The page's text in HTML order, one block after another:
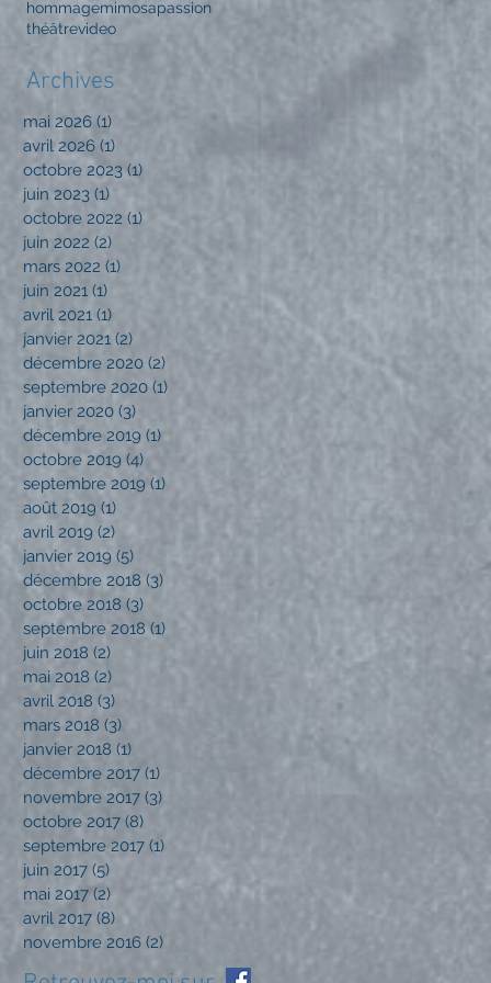
hommagemimosapassion
théâtrevideo
Archives
mai 2026 (1)
avril 2026 (1)
octobre 2023 (1)
juin 2023 (1)
octobre 2022 (1) 1 post
juin 2022 (2)
mars 2022 (1)
juin 2021 (1)
avril 2021 (1)
janvier 2021 (2)
décembre 2020 (2)
septembre 2020 (1)
janvier 2020 (3)
décembre 2019 (1)
octobre 2019 (4) 4 posts
septembre 2019 (1)
août 2019 (1)
avril 2019 (2)
janvier 2019 (5)
décembre 2018 (3)
octobre 2018 (3)
septembre 2018 (1)
juin 2018 (2)
mai 2018 (2)
avril 2018 (3)
mars 2018 (3)
janvier 2018 (1)
décembre 2017 (1)
novembre 2017 (3)
octobre 2017 (8)
septembre 2017 (1)
juin 2017 (5)
mai 2017 (2) 2 posts
avril 2017 (8) 8 posts
novembre 2016 (2)